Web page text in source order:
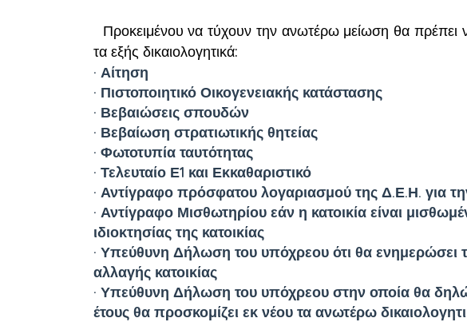
Προκειμένου να τύχουν την ανωτέρω μείωση θα
τα εξής δικαιολογητικά:
· Αίτηση
· Πιστοποιητικό Οικογενειακής κατάστασης
· Βεβαιώσεις σπουδών
· Βεβαίωση στρατιωτικής θητείας
· Φωτοτυπία ταυτότητας
· Τελευταίο Ε1 και Εκκαθαριστικό
· Αντίγραφο πρόσφατου λογαριασμού της Δ.Ε.Η. για
· Αντίγραφο Μισθωτηρίου εάν η κατοικία είναι
ιδιοκτησίας της κατοικίας
· Υπεύθυνη Δήλωση του υπόχρεου ότι θα
αλλαγής κατοικίας
· Υπεύθυνη Δήλωση του υπόχρεου στην οποία θα
έτους θα προσκομίζει εκ νέου τα ανωτέρω